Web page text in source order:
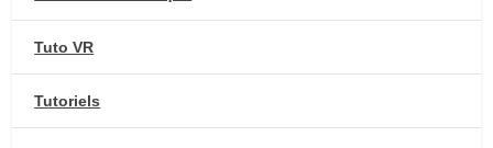
Tuto VR
Tutoriels